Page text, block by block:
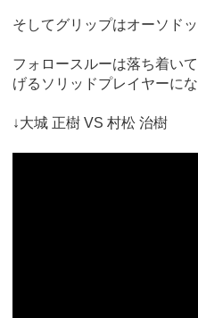
そしてグリップはオーソド
フォロースルーは落ち着い
げるソリッドプレイヤーにな
↓大城 正樹 VS 村松 治樹